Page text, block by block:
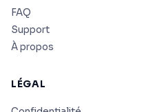
FAQ
Support
À propos
LÉGAL